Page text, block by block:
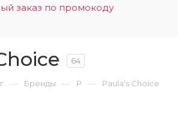
заказ по промокоду
64
— Бренды — P — Paula's Choice